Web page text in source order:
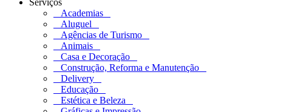
Academias
Aluguel
Agências de Turismo
Animais
Casa e Decoração
Construção, Reforma e Manutenção
Delivery
Educação
Estética e Beleza